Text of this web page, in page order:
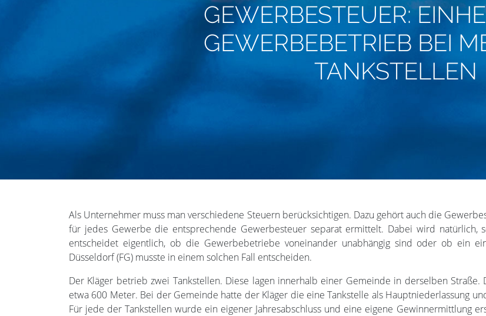
GEWERBESTEUER:
GEWERBEBETRIEB BEI
TANKSTELLEN
Als Unternehmer muss man verschiedene Steuern berücksichtigen. Dazu gehört auch die
für jedes Gewerbe die entsprechende Gewerbesteuer separat ermittelt. Dabei wird natürlich,
entscheidet eigentlich, ob die Gewerbebetriebe voneinander unabhängig sind oder ob ein
Düsseldorf (FG) musste in einem solchen Fall entscheiden.
Der Kläger betrieb zwei Tankstellen. Diese lagen innerhalb einer Gemeinde in derselben
etwa 600 Meter. Bei der Gemeinde hatte der Kläger die eine Tankstelle als Hauptniederlassung
Für jede der Tankstellen wurde ein eigener Jahresabschluss und eine eigene Gewinnermittlung